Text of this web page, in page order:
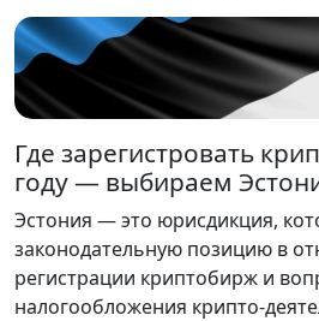
Где зарегистровать
году — выбираем
Эстония — это юрисдикция,
законодательную позицию в
регистрации криптобирж и
налогообложения крипто-